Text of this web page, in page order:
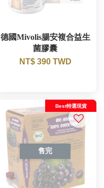
德國Mivolis腸安複合益生
菌膠囊
NT$ 390 TWD
售完
Best特選現貨